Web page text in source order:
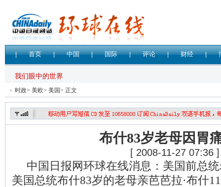
时政> 美欧> 美国> 正文
布什83岁老母因胃
[ 2008-11-27 07:36 ]
中国日报网环球在线消息：美国前总
美国总统布什83岁的老母亲芭芭拉·布什